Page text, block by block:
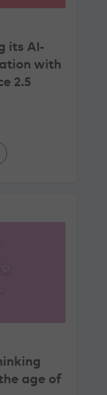
its AI-
with
2.5
age of